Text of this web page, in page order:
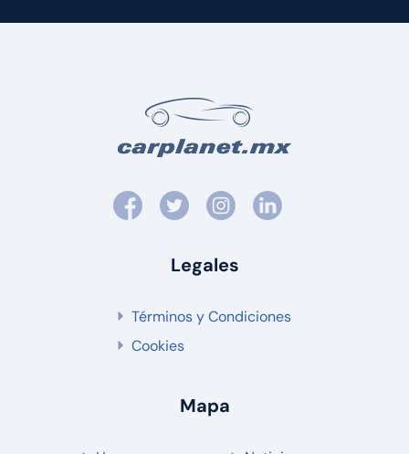
Legales
Términos y Condiciones
Cookies
Mapa